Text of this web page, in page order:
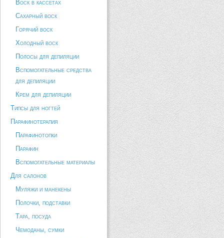
Воск в кассетах
Сахарный воск
Горячий воск
Холодный воск
Полосы для депиляции
Вспомогательные средства
для депиляции
Крем для депиляции
Типсы для ногтей
Парафинотерапия
Парафинотопки
Парафин
Вспомогательные материалы
Для салонов
Муляжи и манекены
Полочки, подставки
Тара, посуда
Чемоданы, сумки